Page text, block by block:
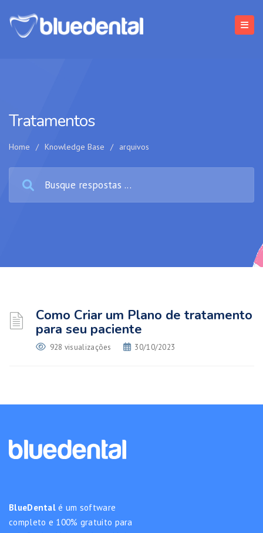
Tratamentos
Home / Knowledge Base / arquivos
Como Criar um Plano de tratamento
para seu paciente
928 visualizações 30/10/2023
BlueDental é um software
completo e 100% gratuito para